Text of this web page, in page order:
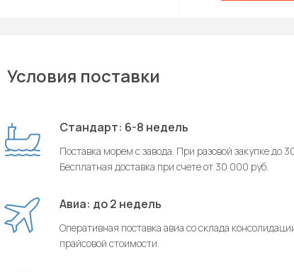
Условия поставки
Стандарт: 6-8 недель
Поставка морем с завода. При разовой закупке до
Бесплатная доставка при счете от 30 000 руб.
Авиа: до 2 недель
Оперативная поставка авиа со склада
прайсовой стоимости.